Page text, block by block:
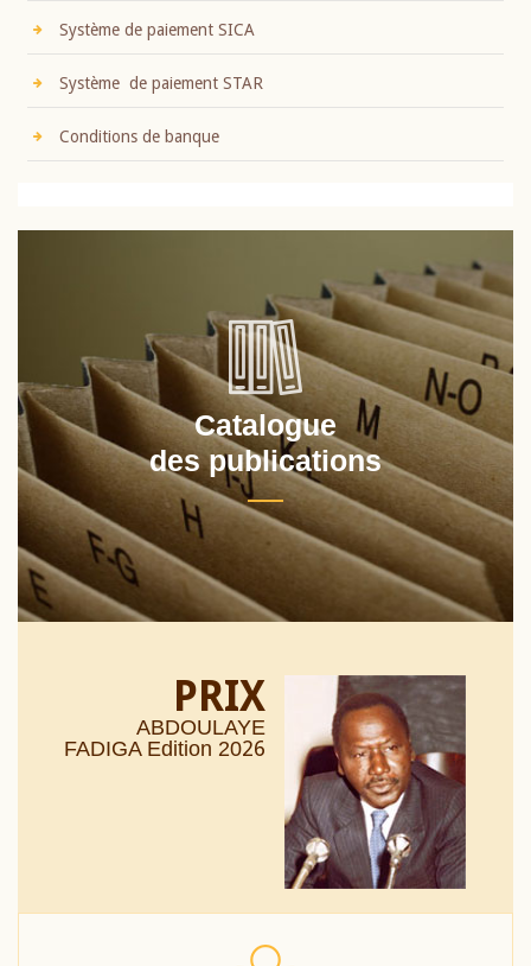
Système de paiement SICA
Système de paiement STAR
Conditions de banque
Catalogue
des publications
PRIX
ABDOULAYE
FADIGA Edition 2026